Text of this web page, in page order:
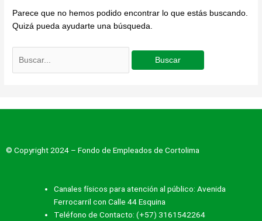
Parece que no hemos podido encontrar lo que estás buscando.
Quizá pueda ayudarte una búsqueda.
© Copyright 2024 – Fondo de Empleados de Cortolima
Canales físicos para atención al público: Avenida
Ferrocarril con Calle 44 Esquina
Teléfono de Contacto: (+57) 3161542264